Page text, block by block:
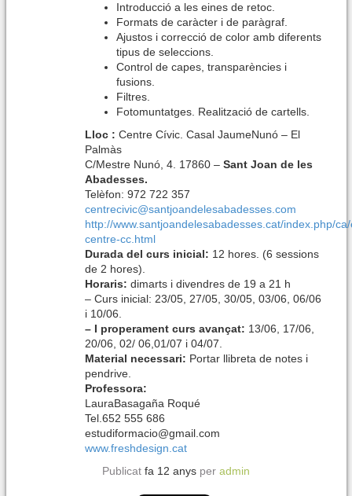
Introducció a les eines de retoc.
Formats de caràcter i de paràgraf.
Ajustos i correcció de color amb diferents
tipus de seleccions.
Control de capes, transparències i
fusions.
Filtres.
Fotomuntatges. Realització de cartells.
Lloc : Centre Cívic. Casal JaumeNunó – El
Palmàs
C/Mestre Nunó, 4. 17860 – Sant Joan de les
Abadesses.
Telèfon: 972 722 357
centrecivic@santjoandelesabadesses.com
http://www.santjoandelesabadesses.cat/index.php/
centre-cc.html
Durada del curs inicial: 12 hores. (6 sessions
de 2 hores).
Horaris: dimarts i divendres de 19 a 21 h
– Curs inicial: 23/05, 27/05, 30/05, 03/06, 06/06
i 10/06.
–I properament curs avançat: 13/06, 17/06,
20/06, 02/ 06,01/07 i 04/07.
Material necessari: Portar llibreta de notes i
pendrive.
Professora:
LauraBasagaña Roqué
Tel.652 555 686
estudiformacio@gmail.com
www.freshdesign.cat
Publicat fa 12 anys per admin